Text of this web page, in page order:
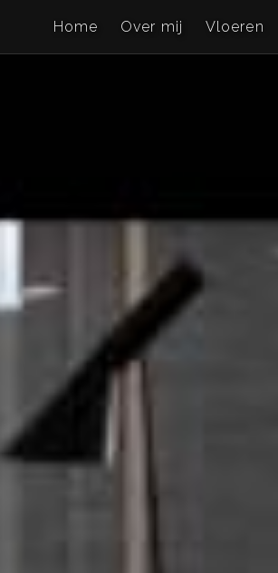
Home Over mij Vloeren